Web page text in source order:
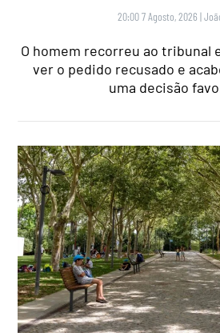
20:00 7 Agosto, 2026 |
O homem recorreu ao tribunal
ver o pedido recusado e
uma decisão